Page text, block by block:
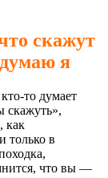
скажут
я
то думает
как
только в
что вы —